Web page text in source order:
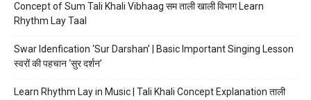
Concept of Sum Tali Khali Vibhaag सम ताली खाली विभाग Learn
Rhythm Lay Taal
Swar Idenfication ‘Sur Darshan’ | Basic Important Singing Lesson
स्वरों की पहचान ‘सुर दर्शन’
Learn Rhythm Lay in Music | Tali Khali Concept Explanation ताली